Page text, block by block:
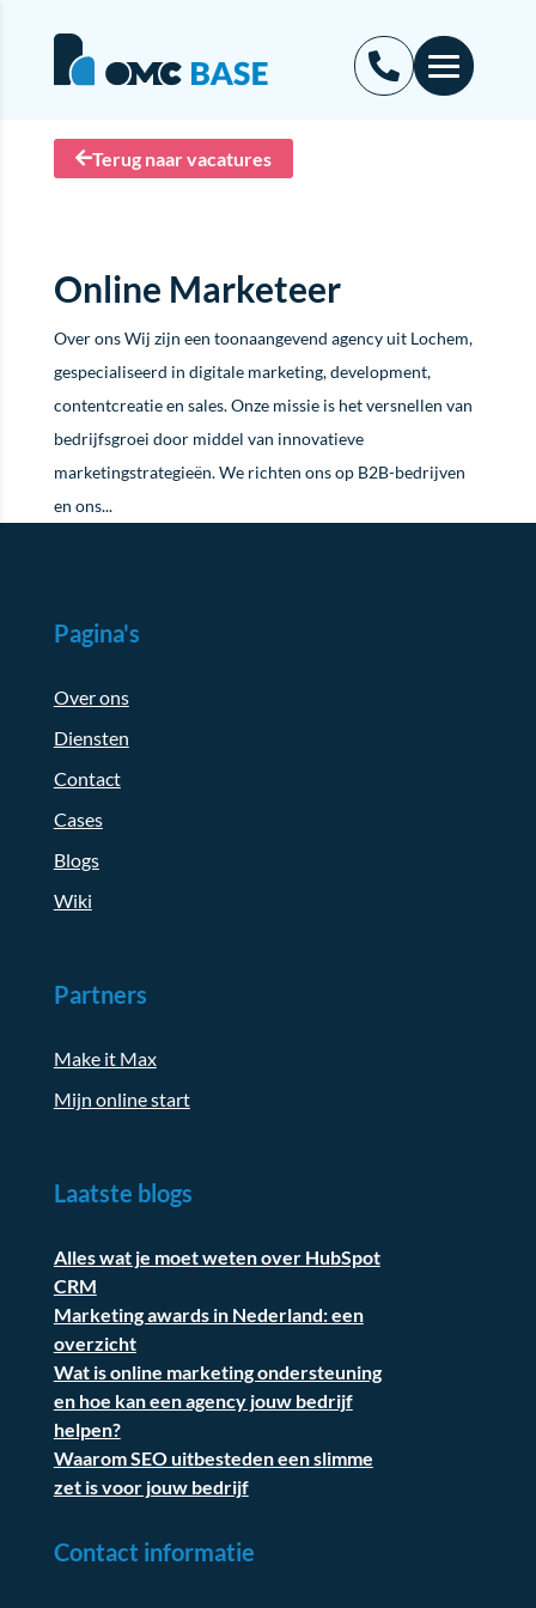
Terug naar vacatures
Online Marketeer
Over ons Wij zijn een toonaangevend agency uit Lochem,
gespecialiseerd in digitale marketing, development,
contentcreatie en sales. Onze missie is het versnellen van
bedrijfsgroei door middel van innovatieve
marketingstrategieën. We richten ons op B2B-bedrijven
en ons...
Pagina's
Over ons
Diensten
Contact
Cases
Blogs
Wiki
Partners
Make it Max
Mijn online start
Laatste blogs
Alles wat je moet weten over HubSpot
CRM
Marketing awards in Nederland: een
overzicht
Wat is online marketing ondersteuning
en hoe kan een agency jouw bedrijf
helpen?
Waarom SEO uitbesteden een slimme
zet is voor jouw bedrijf
Contact informatie